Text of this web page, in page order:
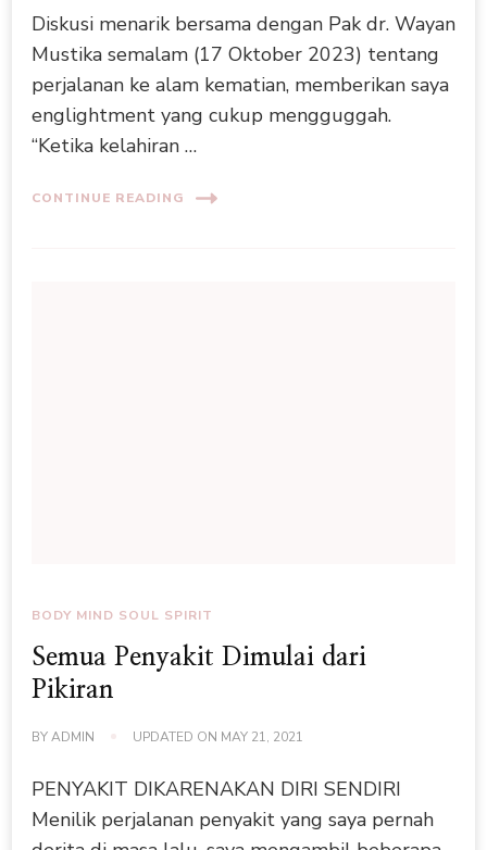
Diskusi menarik bersama dengan Pak dr. Wayan
Mustika semalam (17 Oktober 2023) tentang
perjalanan ke alam kematian, memberikan saya
englightment yang cukup mengguggah.
“Ketika kelahiran …
CONTINUE READING
BODY MIND SOUL SPIRIT
Semua Penyakit Dimulai dari
Pikiran
BYADMIN UPDATED ON MAY 21, 2021
PENYAKIT DIKARENAKAN DIRI SENDIRI
Menilik perjalanan penyakit yang saya pernah